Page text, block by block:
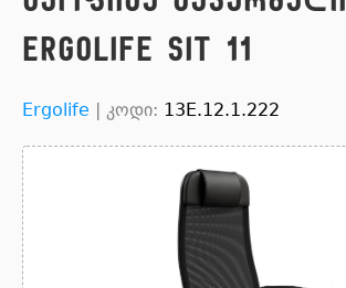
ErgoLife Sit 11
Ergolife | კოდი: 13E.12.1.222